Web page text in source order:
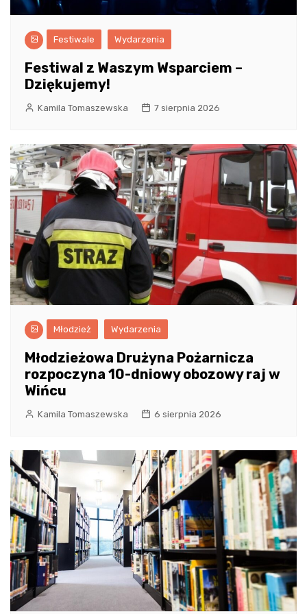
Festiwale Wydarzenia
Festiwal z Waszym Wsparciem –
Dziękujemy!
Kamila Tomaszewska 7 sierpnia 2026
Młodzież Wydarzenia
Młodzieżowa Drużyna Pożarnicza
rozpoczyna 10-dniowy obozowy raj w
Wińcu
Kamila Tomaszewska 6 sierpnia 2026